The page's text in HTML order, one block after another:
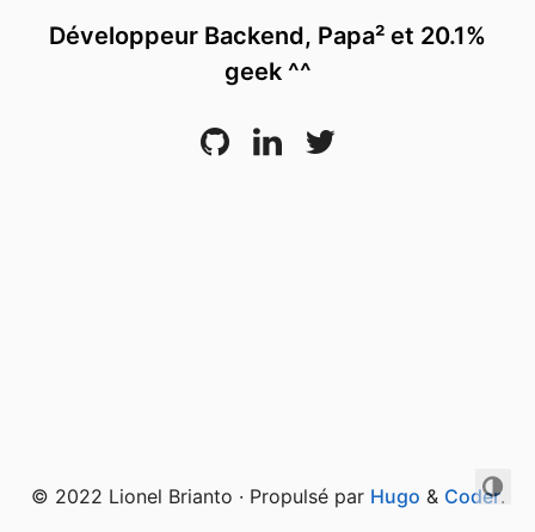
Développeur Backend, Papa² et 20.1%
geek ^^
© 2022 Lionel Brianto · Propulsé par Hugo & Coder.